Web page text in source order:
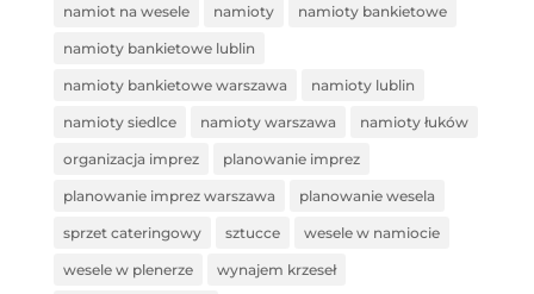
namiot na wesele namioty namioty bankietowe
namioty bankietowe lublin
namioty bankietowe warszawa namioty lublin
namioty siedlce namioty warszawa namioty łuków
organizacja imprez planowanie imprez
planowanie imprez warszawa planowanie wesela
sprzet cateringowy sztucce wesele w namiocie
wesele w plenerze wynajem krzeseł